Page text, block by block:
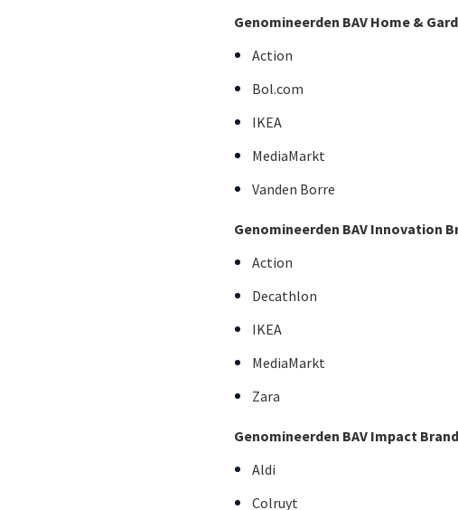
Genomineerden BAV Home &
Action
Bol.com
IKEA
MediaMarkt
Vanden Borre
Genomineerden BAV Innovation
Action
Decathlon
IKEA
MediaMarkt
Zara
Genomineerden BAV Impact
Aldi
Colruyt